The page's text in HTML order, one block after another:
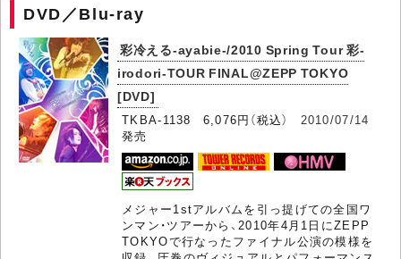
DVD／Blu-ray
彩冷える-ayabie-/2010 Spring Tour 彩-
irodori-TOUR FINAL@ZEPP TOKYO
[DVD]
TKBA-1138 6,076円（税込） 2010/07/14
発売
メジャー1stアルバムを引っ提げての全国ワ
ンマン・ツアーから、2010年4月1日にZEPP
TOKYOで行なったファイナル公演の模様を